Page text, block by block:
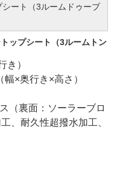
ート（3ルームドゥーブ
ップシート（3ルームトン
き）
×奥行き×高さ）
（裏面：ソーラーブロ
、耐久性超撥水加工、